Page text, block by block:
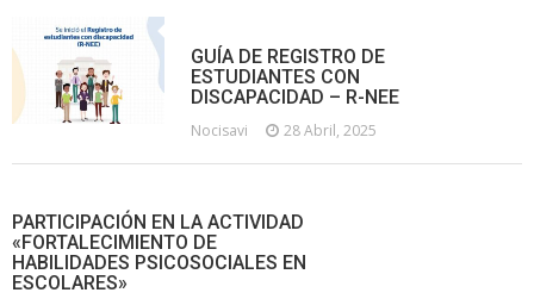
GUÍA DE REGISTRO DE
ESTUDIANTES CON
DISCAPACIDAD – R-NEE
Nocisavi 28 Abril, 2025
PARTICIPACIÓN EN LA ACTIVIDAD
«FORTALECIMIENTO DE
HABILIDADES PSICOSOCIALES EN
ESCOLARES»